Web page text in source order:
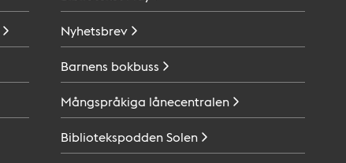
Nyhetsbrev
Barnens bokbuss
Mångspråkiga lånecentralen
BibliotekspoddenSolen